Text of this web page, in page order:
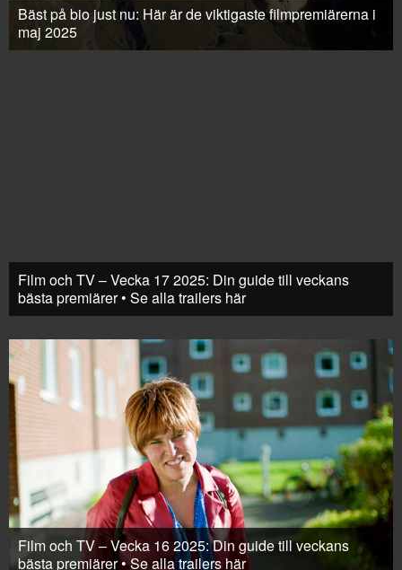
Bäst på bio just nu: Här är de viktigaste filmpremiärerna i
maj 2025
Film och TV – Vecka 17 2025: Din guide till veckans
bästa premiärer • Se alla trailers här
Film och TV – Vecka 16 2025: Din guide till veckans
bästa premiärer • Se alla trailers här